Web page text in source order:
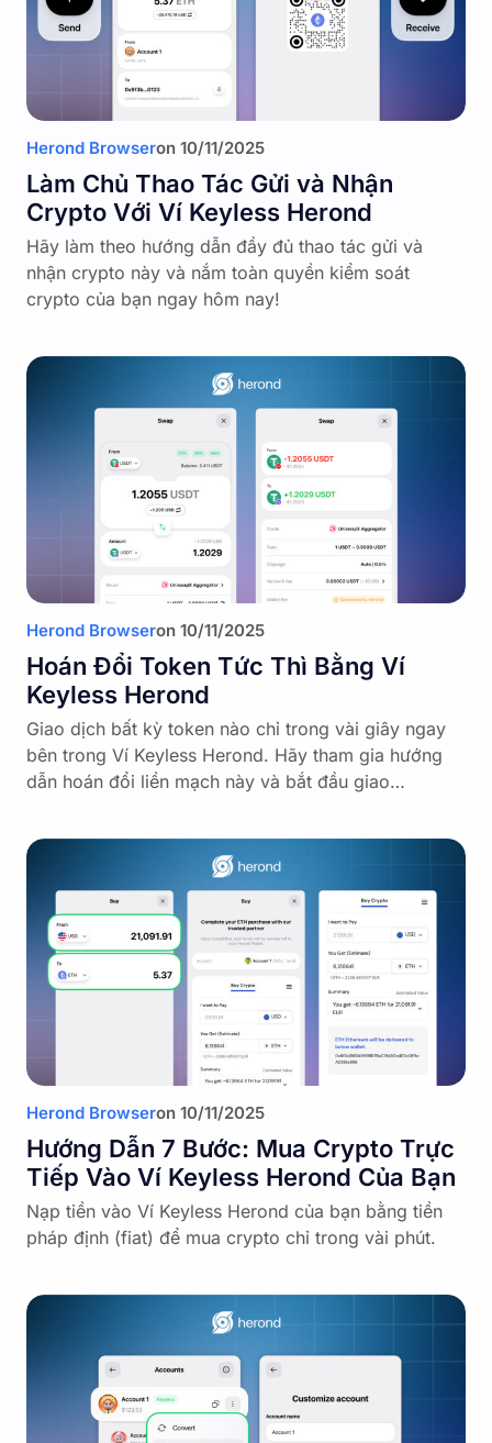
Herond Browseron 10/11/2025
Làm Chủ Thao Tác Gửi và Nhận
Crypto Với Ví Keyless Herond
Hãy làm theo hướng dẫn đầy đủ thao tác gửi và
nhận crypto này và nắm toàn quyền kiểm soát
crypto của bạn ngay hôm nay!
Herond Browseron 10/11/2025
Hoán Đổi Token Tức Thì Bằng Ví
Keyless Herond
Giao dịch bất kỳ token nào chỉ trong vài giây ngay
bên trong Ví Keyless Herond. Hãy tham gia hướng
dẫn hoán đổi liền mạch này và bắt đầu giao…
Herond Browseron 10/11/2025
Hướng Dẫn 7 Bước: Mua Crypto Trực
Tiếp Vào Ví Keyless Herond Của Bạn
Nạp tiền vào Ví Keyless Herond của bạn bằng tiền
pháp định (fiat) để mua crypto chỉ trong vài phút.